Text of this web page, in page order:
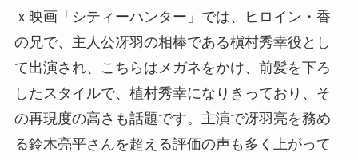
ｘ映画「シティーハンター」では、ヒロイン・香
の兄で、主人公冴羽の相棒である槇村秀幸役とし
て出演され、こちらはメガネをかけ、前髪を下ろ
したスタイルで、植村秀幸になりきっており、そ
の再現度の高さも話題です。主演で冴羽亮を務め
る鈴木亮平さんを超える評価の声も多く上がって